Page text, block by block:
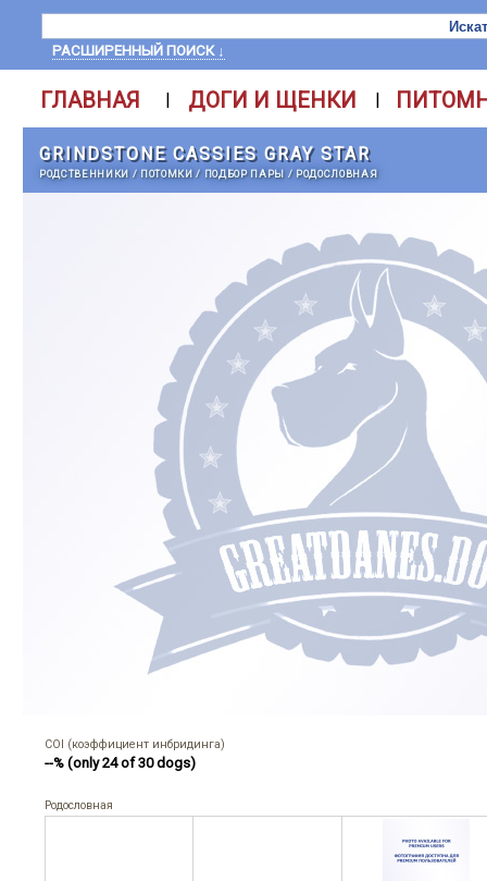
РАСШИРЕННЫЙ ПОИСК ↓
ГЛАВНАЯ | ДОГИ И ЩЕНКИ |
GRINDSTONE CASSIES GRAY STAR
РОДСТВЕННИКИ / ПОТОМКИ/ ПОДБОР ПАРЫ / РОДОСЛОВНАЯ
COI (коэффициент инбридинга)
--% (only 24 of 30 dogs)
Родословная